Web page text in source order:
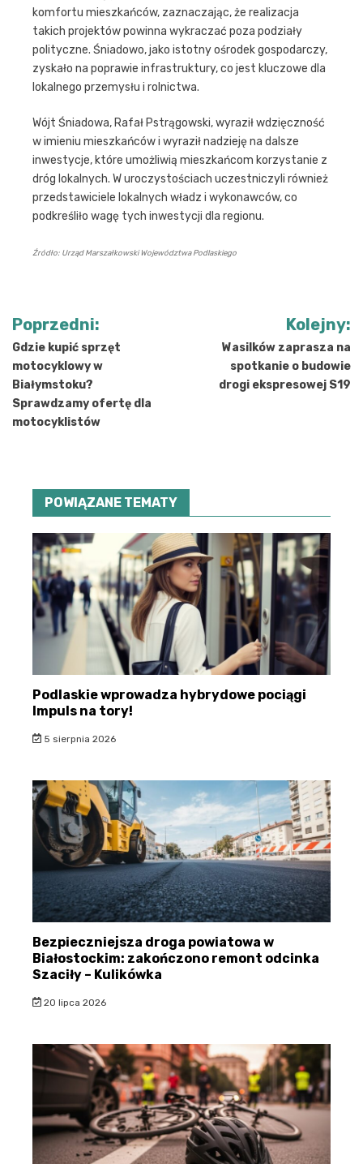
komfortu mieszkańców, zaznaczając, że realizacja
takich projektów powinna wykraczać poza podziały
polityczne. Śniadowo, jako istotny ośrodek gospodarczy,
zyskało na poprawie infrastruktury, co jest kluczowe dla
lokalnego przemysłu i rolnictwa.
Wójt Śniadowa, Rafał Pstrągowski, wyraził wdzięczność
w imieniu mieszkańców i wyraził nadzieję na dalsze
inwestycje, które umożliwią mieszkańcom korzystanie z
dróg lokalnych. W uroczystościach uczestniczyli również
przedstawiciele lokalnych władz i wykonawców, co
podkreśliło wagę tych inwestycji dla regionu.
Źródło: Urząd Marszałkowski Województwa Podlaskiego
Nawigacja
wpisu
Poprzedni:
Gdzie kupić sprzęt
motocyklowy w
Białymstoku?
Sprawdzamy ofertę dla
motocyklistów
Kolejny:
Wasilków zaprasza na
spotkanie o budowie
drogi ekspresowej S19
POWIĄZANE TEMATY
Podlaskie wprowadza hybrydowe pociągi
Impuls na tory!
5 sierpnia 2026
Bezpieczniejsza droga powiatowa w
Białostockim: zakończono remont odcinka
Szaciły – Kulikówka
20 lipca 2026